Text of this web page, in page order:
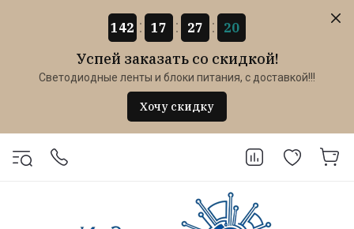
142 17 27 20
Успей заказать со скидкой!
Светодиодные ленты и блоки питания, с доставкой!!!
Хочу скидку